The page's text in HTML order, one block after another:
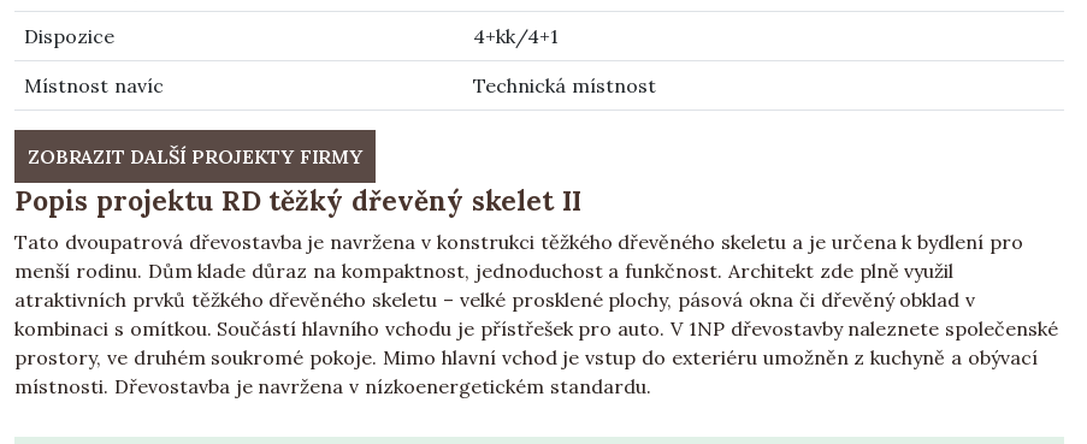
Dispozice 4+kk/4+1
Místnost navíc Technická místnost
ZOBRAZIT DALŠÍ PROJEKTY FIRMY
Popis projektu RD těžký dřevěný skelet II
Tato dvoupatrová dřevostavba je navržena v konstrukci těžkého dřevěného skeletu a je určena k bydlení pro
menší rodinu. Dům klade důraz na kompaktnost, jednoduchost a funkčnost. Architekt zde plně využil
atraktivních prvků těžkého dřevěného skeletu – velké prosklené plochy, pásová okna či dřevěný obklad v
kombinaci s omítkou. Součástí hlavního vchodu je přístřešek pro auto. V 1NP dřevostavby naleznete společenské
prostory, ve druhém soukromé pokoje. Mimo hlavní vchod je vstup do exteriéru umožněn z kuchyně a obývací
místnosti. Dřevostavba je navržena v nízkoenergetickém standardu.